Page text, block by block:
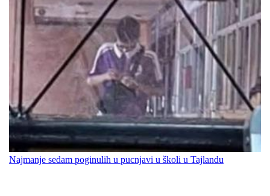
Najmanje sedam poginulih u pucnjavi u školi u Tajlandu